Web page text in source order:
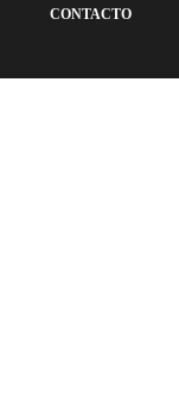
CONTACTO